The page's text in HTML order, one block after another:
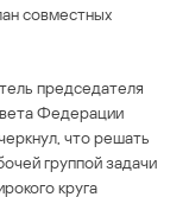
совместных
председателя
Федерации
что решать
группой задачи
круга